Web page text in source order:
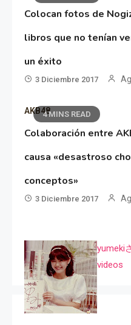
Colocan fotos de
libros que no tenían
un éxito
3 Diciembre 2017
4 MINS READ
AKB48
Colaboración entre
causa «desastroso
conceptos»
3 Diciembre 2017
yumeki
videos